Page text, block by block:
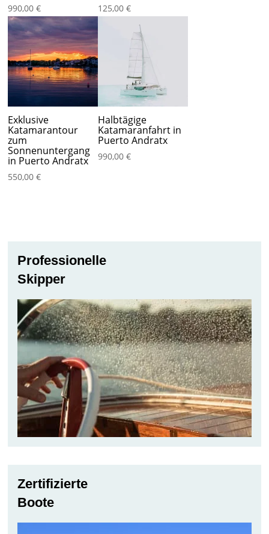
990,00€ 125,00€
Exklusive
Katamarantour
zum
Sonnenuntergang
in Puerto Andratx
550,00€
Halbtägige
Katamaranfahrt in
Puerto Andratx
990,00€
Professionelle
Skipper
Zertifizierte
Boote